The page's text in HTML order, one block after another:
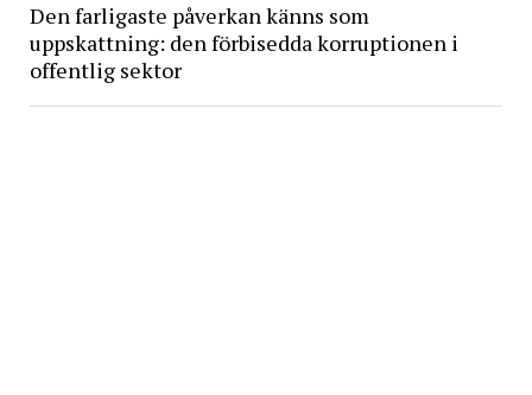
Den farligaste påverkan känns som
uppskattning: den förbisedda korruptionen i
offentlig sektor